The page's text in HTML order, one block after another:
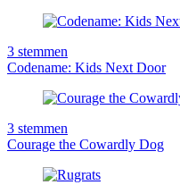
3 stemmen
Codename: Kids Next Door
3 stemmen
Courage the Cowardly Dog